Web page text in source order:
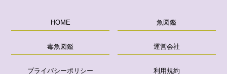
HOME 魚図鑑
毒魚図鑑 運営会社
プライバシーポリシー 利用規約